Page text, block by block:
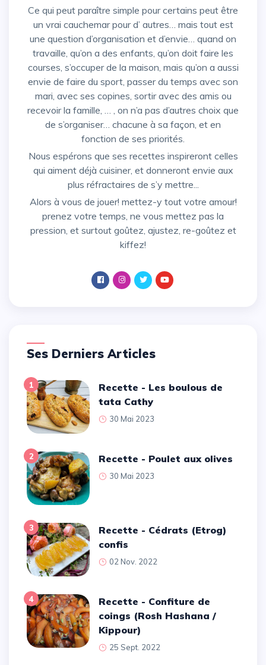
Ce qui peut paraître simple pour certains peut être
un vrai cauchemar pour d’ autres… mais tout est
une question d’organisation et d’envie… quand on
travaille, qu’on a des enfants, qu’on doit faire les
courses, s’occuper de la maison, mais qu’on a aussi
envie de faire du sport, passer du temps avec son
mari, avec ses copines, sortir avec des amis ou
recevoir la famille, … , on n’a pas d’autres choix que
de s’organiser… chacune à sa façon, et en
fonction de ses priorités.
Nous espérons que ses recettes inspireront celles
qui aiment déjà cuisiner, et donneront envie aux
plus réfractaires de s’y mettre...
Alors à vous de jouer! mettez-y tout votre amour!
prenez votre temps, ne vous mettez pas la
pression, et surtout goûtez, ajustez, re-goûtez et
kiffez!
Ses Derniers Articles
1
Recette - Les boulous de
tata Cathy
30 Mai 2023
2 Recette - Poulet aux olives
30 Mai 2023
3
Recette - Cédrats (Etrog)
confis
02 Nov. 2022
4
Recette - Confiture de
coings (Rosh Hashana /
Kippour)
25 Sept. 2022